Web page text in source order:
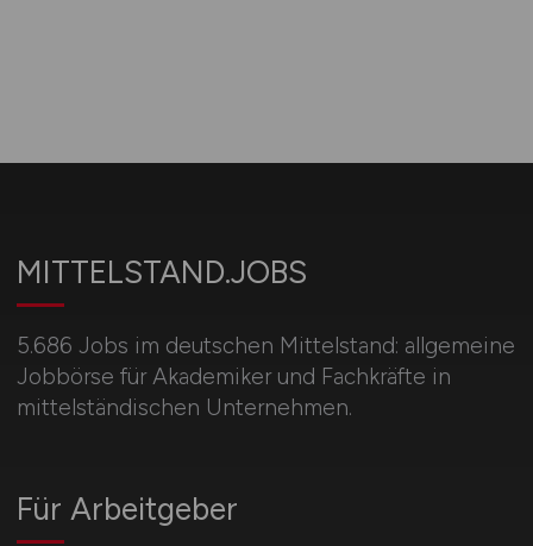
MITTELSTAND.JOBS
5.686 Jobs im deutschen Mittelstand: allgemeine
Jobbörse für Akademiker und Fachkräfte in
mittelständischen Unternehmen.
Für Arbeitgeber